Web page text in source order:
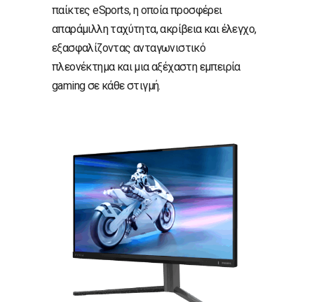
παίκτες eSports, η οποία προσφέρει
απαράμιλλη ταχύτητα, ακρίβεια και έλεγχο,
εξασφαλίζοντας ανταγωνιστικό
πλεονέκτημα και μια αξέχαστη εμπειρία
gaming σε κάθε στιγμή.